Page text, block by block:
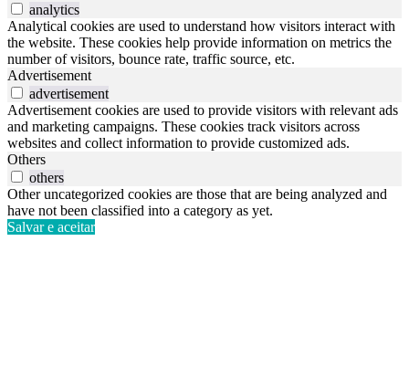
analytics
Analytical cookies are used to understand how visitors interact with
the website. These cookies help provide information on metrics the
number of visitors, bounce rate, traffic source, etc.
Advertisement
advertisement
Advertisement cookies are used to provide visitors with relevant ads
and marketing campaigns. These cookies track visitors across
websites and collect information to provide customized ads.
Others
others
Other uncategorized cookies are those that are being analyzed and
have not been classified into a category as yet.
Salvar e aceitar